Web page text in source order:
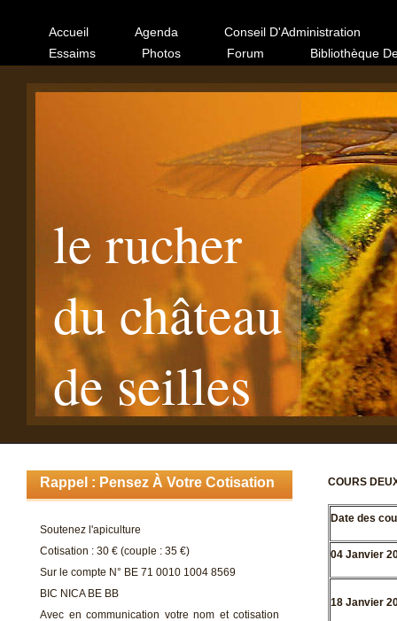
Accueil Agenda
Conseil D'Administration
Essaims
Photos Forum Bibliothèque
le rucher
du château
de seilles
COURS
Date des
04 Janvier
18 Janvier
Rappel : Pensez À Votre Cotisation
Soutenez l'apiculture
Cotisation : 30 € (couple : 35 €)
Sur le compte N° BE 71 0010 1004 8569
BIC NICA BE BB
Avec en communication votre nom et cotisation